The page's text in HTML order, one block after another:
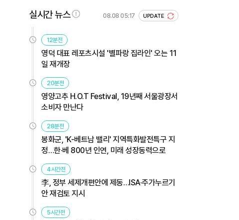
실시간 뉴스 08.08 05:17 UPDATE
12분전
영덕 대표 레포츠시설 '별파랑 집라인' 오는 11
일 재개장
20분전
영양고추 H.O.T Festival, 19년째 서울광장서
소비자 만난다
28분전
봉화군, 'K-베트남 밸리' 지역특화발전특구 지
정…한·베 800년 인연, 미래 성장동력으로
4시간전
李, 정부 세제개편안에 제동…ISA·주가누르기
안 재검토 지시
5시간전